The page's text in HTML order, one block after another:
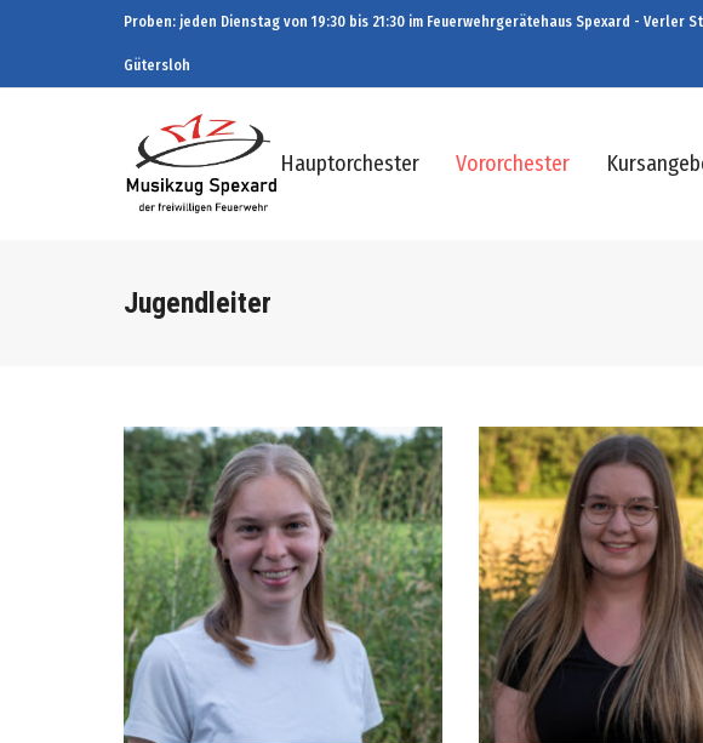
Proben: jeden Dienstag von 19:30 bis 21:30 im Feuerwehrgerätehaus Spexard - Verler
Gütersloh
Hauptorchester Vororchester
Jugendleiter